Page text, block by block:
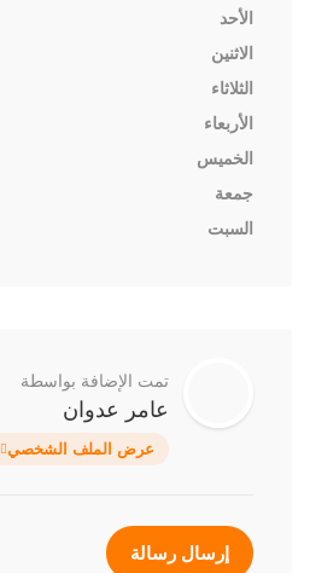
الأحد
الاثنين
الثلاثاء
الأربعاء
الخميس
جمعة
السبت
تمت الإضافة بواسطة
عامر عدوان
عرض الملف الشخصي
إرسال رسالة